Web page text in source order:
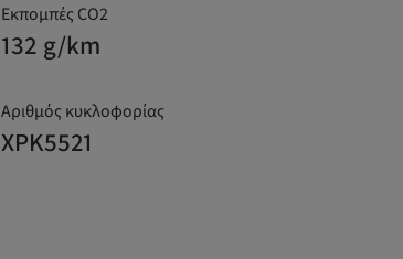
Εκπομπές CO2
132 g/km
Αριθμός κυκλοφορίας
XPK5521